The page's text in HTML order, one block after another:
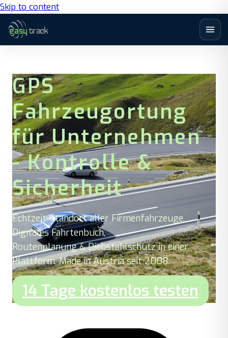
Skip to content
GPS
Fahrzeugortung
für Unternehmen
- Kontrolle &
Sicherheit
Echtzeit-Standort aller Firmenfahrzeuge.
Digitales Fahrtenbuch,
Routenplanung & Diebstahlschutz in einer
Plattform. Made in Austria seit 2008.
14 Tage kostenlos testen